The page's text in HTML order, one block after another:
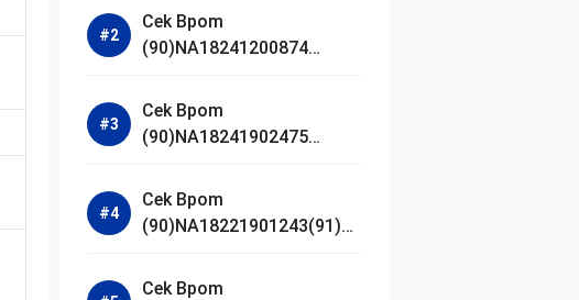
Bright Radiance Face
Wash
Cek Bpom
(90)NA18241200874
Acne Calm Micellar Water
Cek Bpom
(90)NA18241902475
Cek Bpom
(90)NA18221901243(91)25
Serum
Cek Bpom